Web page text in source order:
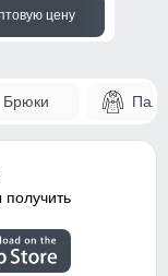
цену
Брюки